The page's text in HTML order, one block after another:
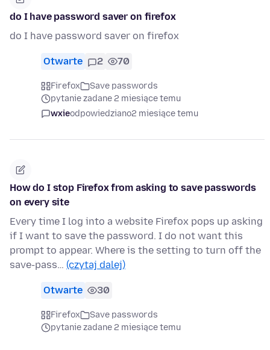
do I have password saver on firefox
do I have password saver on firefox
Otwarte 2 70
Firefox
Save passwords
pytanie zadane 2 miesiące temu
wxieodpowiedziano2 miesiące temu
How do I stop Firefox from asking to save passwords
on every site
Every time I log into a website Firefox pops up asking
if I want to save the password. I do not want this
prompt to appear. Where is the setting to turn off the
save-pass… (czytaj dalej)
Otwarte 30
Firefox
Save passwords
pytanie zadane 2 miesiące temu